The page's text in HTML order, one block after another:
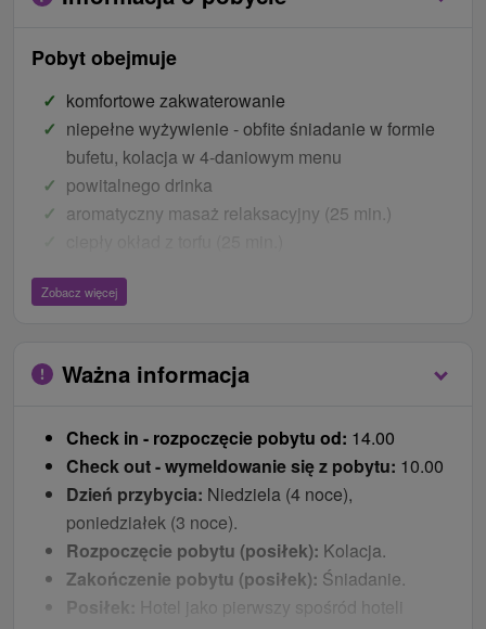
Pobyt obejmuje
komfortowe zakwaterowanie
niepełne wyżywienie - obfite śniadanie w formie
bufetu, kolacja w 4-daniowym menu
powitalnego drinka
aromatyczny masaż relaksacyjny (25 min.)
indywidualne ćwiczenia rehabilitacyjne z
basenem (20 m), basenem dla dzieci, jacuzzi i
nieograniczony dostęp do świata saun z sauną
fińską, łaźnią parową, sauną na podczerwień,
ziołowa sauna, eukaliptusa sauny, tepidarium i
relaks odjazdowy bar z kominkiem i stół bilardowy
nieograniczony dostęp do fitnessu z
profesjonalnym sprzętem do ćwiczeń siłowych i
wysiłkowych
Zobacz więcej
Ważna informacja
Check in - rozpoczęcie pobytu od: 14.00
Check out - wymeldowanie się z pobytu: 10.00
Dzień przybycia: Niedziela (4 noce),
poniedziałek (3 noce).
Rozpoczęcie pobytu (posiłek): Kolacja.
Zakończenie pobytu (posiłek): Śniadanie.
Posiłek:
Hotel jako pierwszy spośród hoteli